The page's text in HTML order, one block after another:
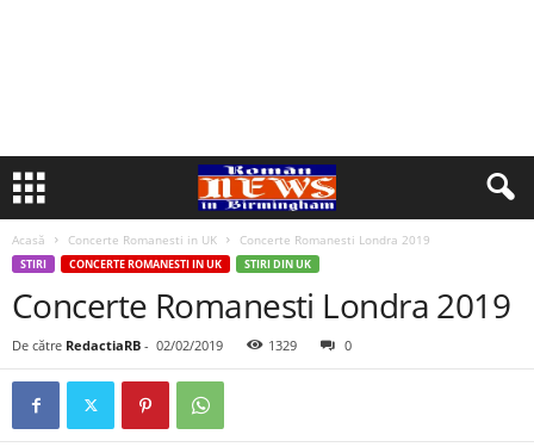
Acasă Concerte Romanesti in UK Concerte Romanesti Londra 2019
STIRI CONCERTE ROMANESTI IN UK STIRI DIN UK
Concerte Romanesti Londra 2019
De către RedactiaRB - 02/02/2019 1329 0